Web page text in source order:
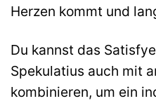
Herzen kommt und
Du kannst das
Spekulatius auch mit
kombinieren, um ein